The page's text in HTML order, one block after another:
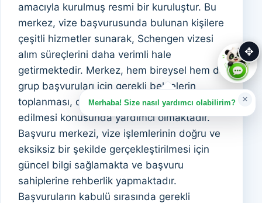
amacıyla kurulmuş resmi bir kuruluştur. Bu
merkez, vize başvurusunda bulunan kişilere
çeşitli hizmetler sunarak, Schengen vizesi
alım süreçlerini daha verimli hale
getirmektedir. Merkez, hem bireysel hem de
grup başvuruları için gerekli belgelerin
toplanması, düzenlenmesi ve teslim
edilmesi konusunda yardımcı olmaktadır.
Başvuru merkezi, vize işlemlerinin doğru ve
eksiksiz bir şekilde gerçekleştirilmesi için
güncel bilgi sağlamakta ve başvuru
sahiplerine rehberlik yapmaktadır.
Başvuruların kabulü sırasında gerekli
Merhaba! Size nasıl yardımcı olabilirim? ×
✥